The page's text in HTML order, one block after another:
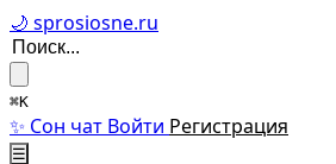
🌙 sprosiosne.ru
⌘K
✨ Сон чат Войти Регистрация
☰